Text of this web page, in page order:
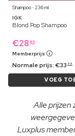
Shampoo ⋅ 236 ml
IGK
Blond Pop Shampoo
€28 89
Memberprijs
Normale prijs:€33 99
VOEG
Alle prijzen
Luxplus